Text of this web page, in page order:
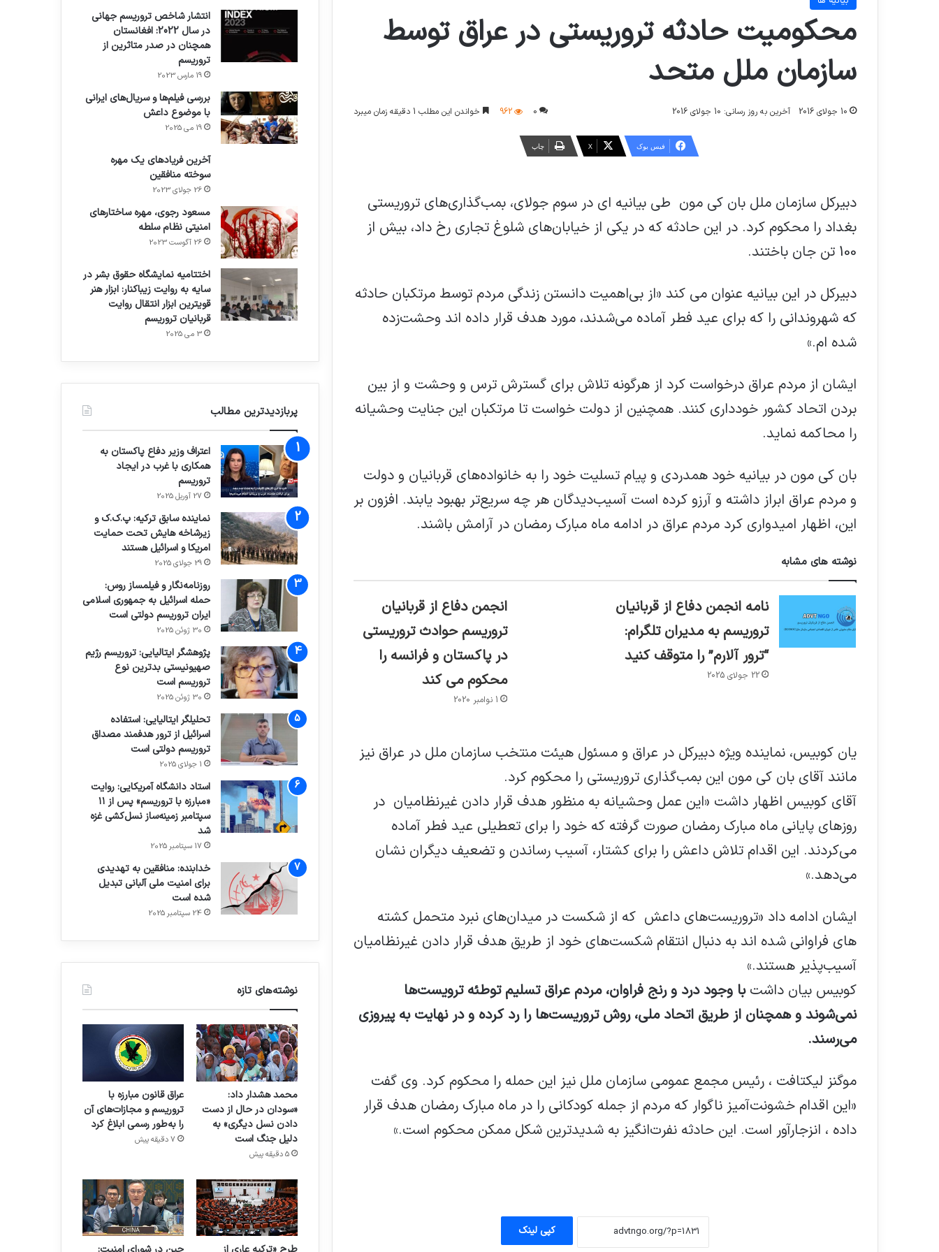
محکومیت حادثه تروریستی در عراق توسط
سازمان ملل متحد
10 جولای 2016 آخرین به روز رسانی: 10 جولای 2016 0
962 خواندن این مطلب 1 دقیقه زمان میبرد
فیس بوک X چاپ
دبیرکل سازمان ملل بان کی مون طی بیانیه ای در سوم جولای، بمب‌گذاری‌های تروریستی
بغداد را محکوم کرد. در این حادثه که در یکی از خیابان‌های شلوغ تجاری رخ داد، بیش از
100 تن جان باختند.
دبیرکل در این بیانیه عنوان می کند «از بی‌اهمیت دانستن زندگی مردم توسط مرتکبان حادثه
که شهروندانی را که برای عید فطر آماده می‌شدند، مورد هدف قرار داده اند وحشت‌زده
شده ام.»
ایشان از مردم عراق درخواست کرد از هرگونه تلاش برای گسترش ترس و وحشت و از بین
بردن اتحاد کشور خودداری کنند. همچنین از دولت خواست تا مرتکبان این جنایت وحشیانه
را محاکمه نماید.
بان کی مون در بیانیه خود همدردی و پیام تسلیت خود را به خانواده‌های قربانیان و دولت
و مردم عراق ابراز داشته و آرزو کرده است آسیب‌دیدگان هر چه سریع‌تر بهبود یابند. افزون بر
این، اظهار امیدواری کرد مردم عراق در ادامه ماه مبارک رمضان در آرامش باشند.
نوشته های مشابه
نامه انجمن دفاع از قربانیان
تروریسم به مدیران تلگرام:
“ترور آلارم” را متوقف کنید
22 جولای 2025
انجمن دفاع از قربانیان
تروریسم حوادث تروریستی
در پاکستان و فرانسه را
محکوم می کند
1 نوامبر 2020
یان کوبیس، نماینده ویژه دبیرکل در عراق و مسئول هیئت منتخب سازمان ملل در عراق نیز
مانند آقای بان کی مون این بمب‌گذاری تروریستی را محکوم کرد.
آقای کوبیس اظهار داشت «این عمل وحشیانه به منظور هدف قرار دادن غیرنظامیان در
روزهای پایانی ماه مبارک رمضان صورت گرفته که خود را برای تعطیلی عید فطر آماده
می‌کردند. این اقدام تلاش داعش را برای کشتار، آسیب رساندن و تضعیف دیگران نشان
می‌دهد.»
ایشان ادامه داد «تروریست‌های داعش که از شکست در میدان‌های نبرد متحمل کشته
های فراوانی شده اند به دنبال انتقام شکست‌های خود از طریق هدف قرار دادن غیرنظامیان
آسیب‌پذیر هستند.»
کوبیس بیان داشتبا وجود درد و رنج فراوان، مردم عراق تسلیم توطئه ترویست‌ها
نمی‌شوند و همچنان از طریق اتحاد ملی، روش تروریست‌ها را رد کرده و در نهایت به پیروزی
می‌رسند.
موگنز لیکتافت ، رئیس مجمع عمومی سازمان ملل نیز این حمله را محکوم کرد. وی گفت
«این اقدام خشونت‌آمیز ناگوار که مردم از جمله کودکانی را در ماه مبارک رمضان هدف قرار
داده ، انزجارآور است. این حادثه نفرت‌انگیز به شدیدترین شکل ممکن محکوم است.»
کپی لینک
همایش دانش آموزی «من دادخواه توام»
برگزار شد: روزی خواهد رسید که طومار
مظلومیت کودکان غزه، طومار ظالمان را
بخشیدن تروریست ها توهین به قربانیان
تروریسم است
انتشار شاخص تروریسم جهانی
در سال 2022: افغانستان
همچنان در صدر متاثرین از
تروریسم
19 مارس 2023
بررسی فیلم‌ها و سریال‌های ایرانی
با موضوع داعش
19 می 2025
آخرین فریادهای یک مهره
سوخته منافقین
26 جولای 2023
مسعود رجوی، مهره ساختارهای
امنیتی نظام سلطه
26 آگوست 2023
اختتامیه نمایشگاه حقوق بشر در
سایه به روایت زیباکنار: ابزار هنر
قویترین ابزار انتقال روایت
قربانیان تروریسم
3 می 2025
پربازدیدترین مطالب
اعتراف وزیر دفاع پاکستان به
همکاری با غرب در ایجاد
تروریسم
27 آوریل 2025
نماینده سابق ترکیه: پ.ک.ک و
زیرشاخه هایش تحت حمایت
امریکا و اسرائیل هستند
29 جولای 2025
روزنامه‌نگار و فیلمساز روس:
حمله اسرائیل به جمهوری اسلامی
ایران تروریسم دولتی است
30 ژوئن 2025
پژوهشگر ایتالیایی: تروریسم رژیم
صهیونیستی بدترین نوع
تروریسم است
30 ژوئن 2025
تحلیلگر ایتالیایی: استفاده
اسرائیل از ترور هدفمند مصداق
تروریسم دولتی است
1 جولای 2025
استاد دانشگاه آمریکایی: روایت
«مبارزه با تروریسم» پس از ۱۱
سپتامبر زمینه‌ساز نسل‌کشی غزه
شد
17 سپتامبر 2025
خدابنده: منافقین به تهدیدی
برای امنیت ملی آلبانی تبدیل
شده است
24 سپتامبر 2025
نوشته‌های تازه
محمد هشدار داد:
«سودان در حال از دست
دادن نسل دیگری» به
دلیل جنگ است
5 دقیقه پیش
عراق قانون مبارزه با
تروریسم و مجازات‌های آن
را به‌طور رسمی ابلاغ کرد
7 دقیقه پیش